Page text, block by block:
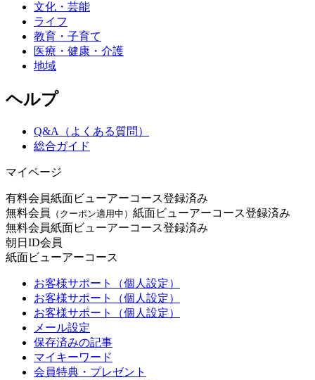
文化・芸能
ライフ
教育・子育て
医療・健康・介護
地域
ヘルプ
Q&A（よくある質問）
総合ガイド
マイページ
有料会員紙面ビューアーコース登録済み
無料会員
（クーポン適用中） 紙面ビューアーコース登録済み
無料会員紙面ビューアーコース登録済み
朝日ID会員
紙面ビューアーコース
お客様サポート（個人設定）
お客様サポート（個人設定）
お客様サポート（個人設定）
メール設定
保存済みの記事
マイキーワード
会員特典・プレゼント